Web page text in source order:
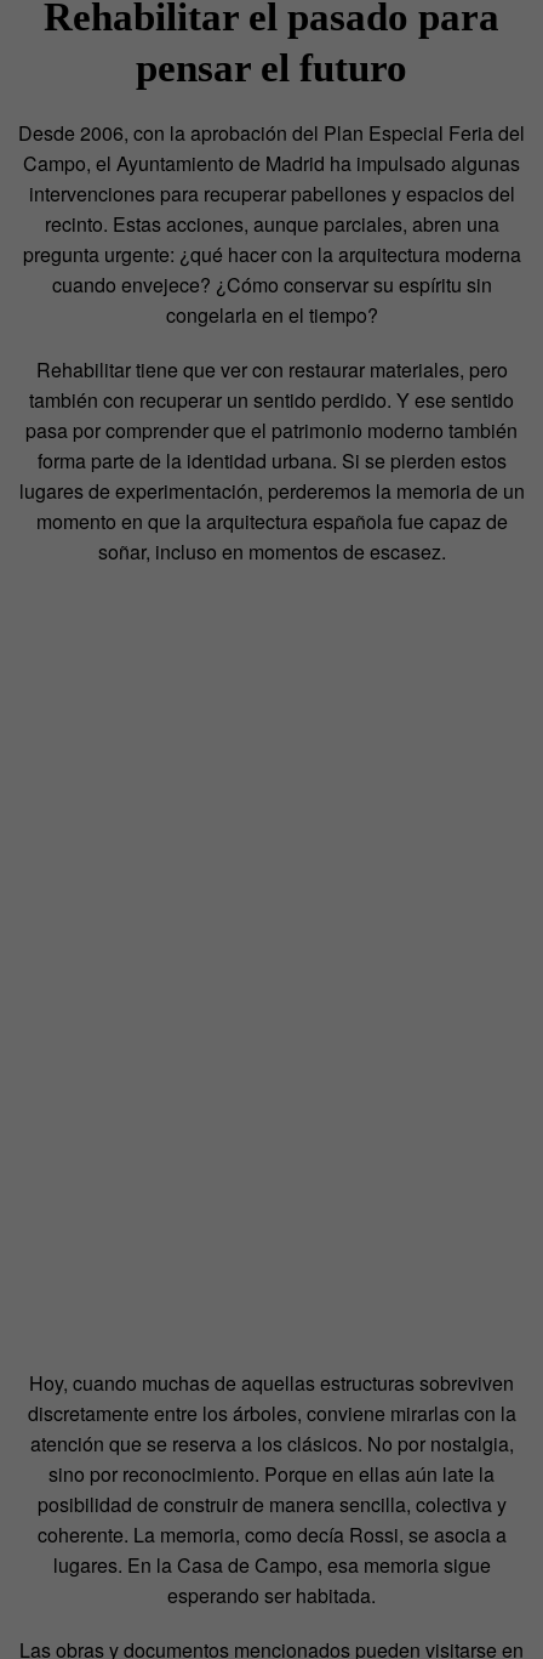
Rehabilitar el pasado para
pensar el futuro
Desde 2006, con la aprobación del Plan Especial Feria del
Campo, el Ayuntamiento de Madrid ha impulsado algunas
intervenciones para recuperar pabellones y espacios del
recinto. Estas acciones, aunque parciales, abren una
pregunta urgente: ¿qué hacer con la arquitectura moderna
cuando envejece? ¿Cómo conservar su espíritu sin
congelarla en el tiempo?
Rehabilitar tiene que ver con restaurar materiales, pero
también con recuperar un sentido perdido. Y ese sentido
pasa por comprender que el patrimonio moderno también
forma parte de la identidad urbana. Si se pierden estos
lugares de experimentación, perderemos la memoria de un
momento en que la arquitectura española fue capaz de
soñar, incluso en momentos de escasez.
Hoy, cuando muchas de aquellas estructuras sobreviven
discretamente entre los árboles, conviene mirarlas con la
atención que se reserva a los clásicos. No por nostalgia,
sino por reconocimiento. Porque en ellas aún late la
posibilidad de construir de manera sencilla, colectiva y
coherente. La memoria, como decía Rossi, se asocia a
lugares. En la Casa de Campo, esa memoria sigue
esperando ser habitada.
Las obras y documentos mencionados pueden visitarse en